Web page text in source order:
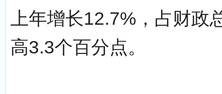
上年增长12.7%，占财
高3.3个百分点。